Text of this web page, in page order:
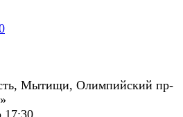
Мытищи, Олимпийский пр-
17:30